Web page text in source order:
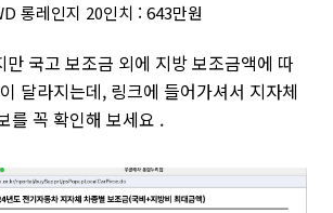
롱레인지 20인치 : 643만원
만 국고 보조금 외에 지방 보조금액에 따
달라지는데, 링크에 들어가셔서 지자체
를 꼭 확인해 보세요 .